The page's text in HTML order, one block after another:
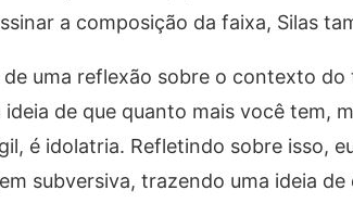
a composição da faixa, Silas
de uma reflexão sobre o contexto
de que quanto mais você tem,
é idolatria. Refletindo sobre isso,
subversiva, trazendo uma ideia